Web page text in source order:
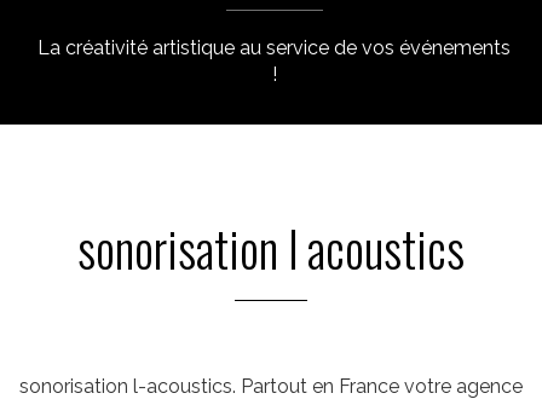
La créativité artistique au service de vos événements
!
sonorisation l acoustics
sonorisation l-acoustics. Partout en France votre agence